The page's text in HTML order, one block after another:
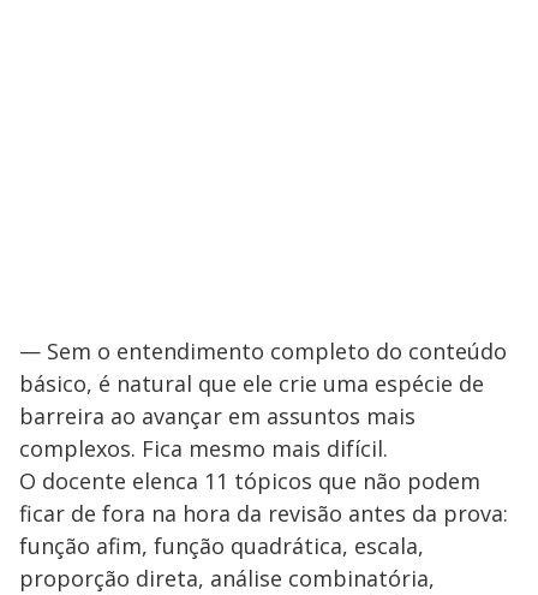
— Sem o entendimento completo do conteúdo
básico, é natural que ele crie uma espécie de
barreira ao avançar em assuntos mais
complexos. Fica mesmo mais difícil.
O docente elenca 11 tópicos que não podem
ficar de fora na hora da revisão antes da prova:
função afim, função quadrática, escala,
proporção direta, análise combinatória,